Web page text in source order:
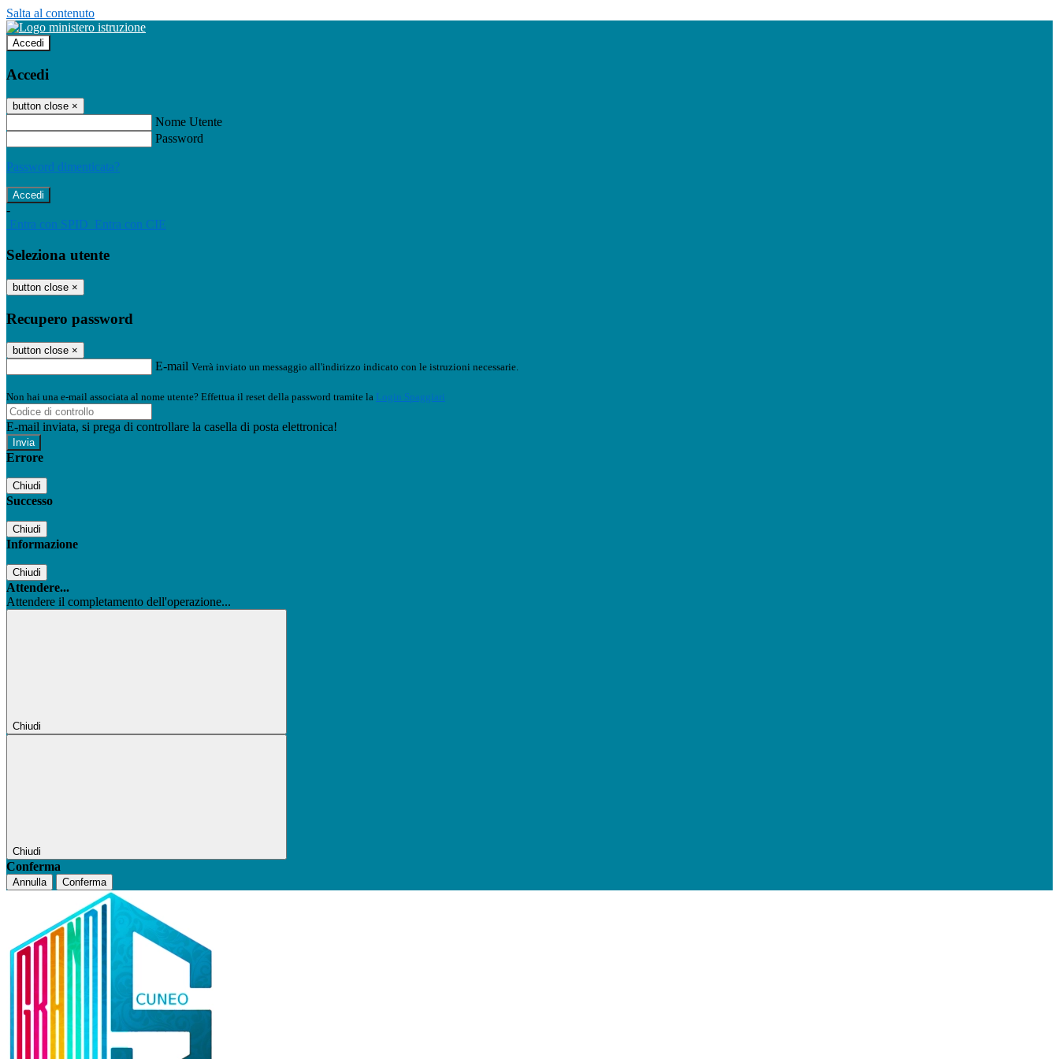
Salta al contenuto
Accedi
Accedi
button close ×
Nome Utente
Password
Password dimenticata?
-
Entra con SPID Entra con CIE
Seleziona utente
button close ×
Recupero password
button close ×
E-mail Verrà inviato un messaggio all'indirizzo indicato con le istruzioni necessarie.
Non hai una e-mail associata al nome utente? Effettua il reset della password tramite la Login Spaggiari
E-mail inviata, si prega di controllare la casella di posta elettronica!
Errore
Chiudi
Successo
Chiudi
Informazione
Chiudi
Attendere...
Attendere il completamento dell'operazione...
Chiudi
Chiudi
Conferma
Annulla Conferma